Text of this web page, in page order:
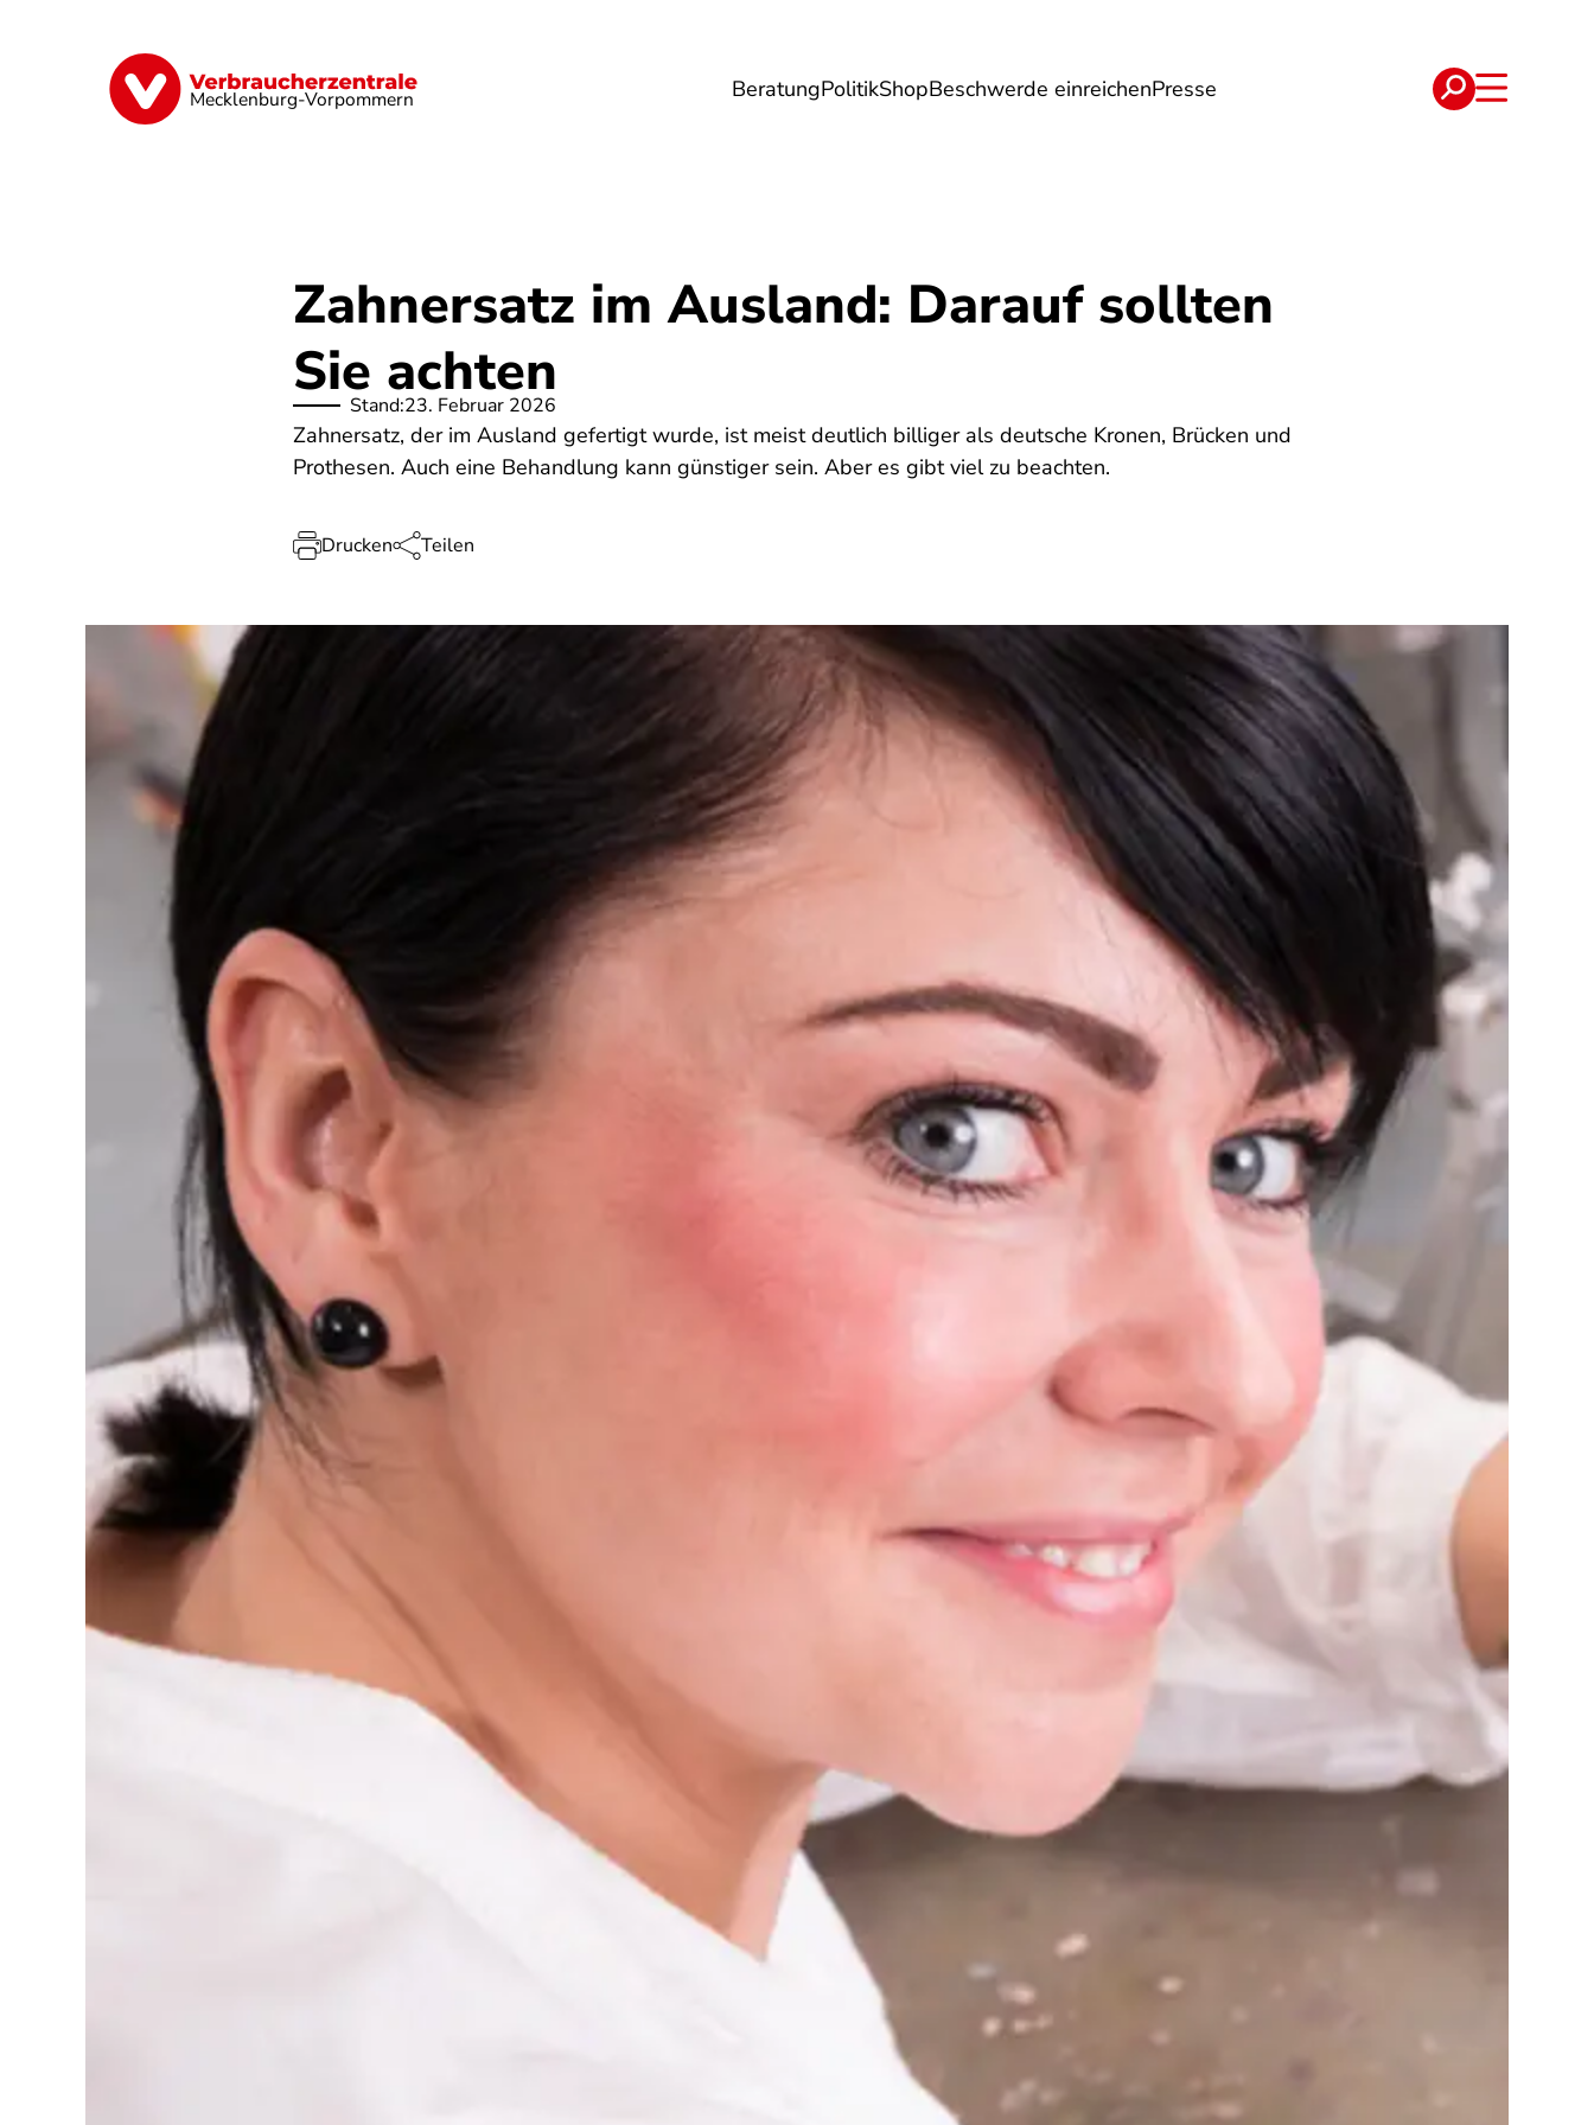
Mecklenburg-Vorpommern BeratungPolitikShopBeschwerde einreichenPresse
Finanzen Digitales Lebensmittel Gesundheit Energie Reise Verträge
Zahnersatz im Ausland: Darauf sollten
Sie achten
Stand:23. Februar 2026
Zahnersatz, der im Ausland gefertigt wurde, ist meist deutlich billiger als deutsche Kronen, Brücken und
Prothesen. Auch eine Behandlung kann günstiger sein. Aber es gibt viel zu beachten.
Drucken Teilen